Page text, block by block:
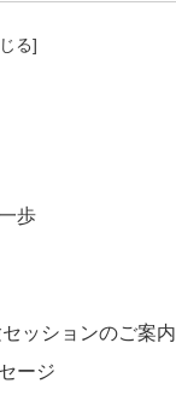
歩
ッションのご案内
ージ